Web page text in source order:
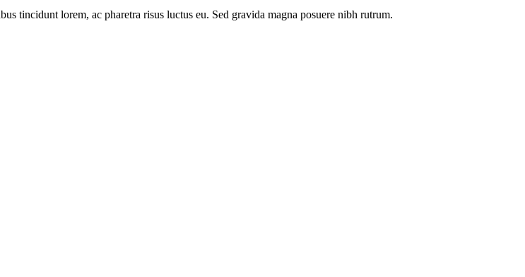
tincidunt lorem, ac pharetra risus luctus eu. Sed gravida magna posuere nibh rutrum.